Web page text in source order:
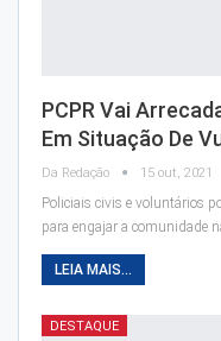
PCPR Vai
Em Situação De
Da Redação 15 out, 2021
Policiais civis e voluntários
para engajar a comunidade
LEIA MAIS...
DESTAQUE